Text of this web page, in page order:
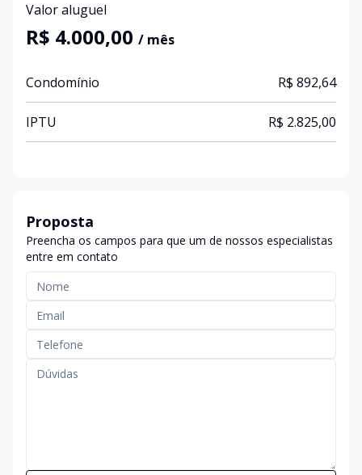
Valor aluguel
R$ 4.000,00 / mês
Condomínio R$ 892,64
IPTU R$ 2.825,00
Proposta
Preencha os campos para que um de nossos especialistas
entre em contato